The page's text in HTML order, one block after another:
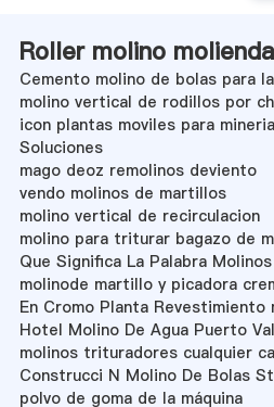
Roller molino
Cemento molino de bolas para
molino vertical de rodillos por
icon plantas moviles para
Soluciones
mago deoz remolinos deviento
vendo molinos de martillos
molino vertical de recirculacion
molino para triturar bagazo de
Que Significa La Palabra Molinos
molinode martillo y picadora
En Cromo Planta Revestimiento
Hotel Molino De Agua Puerto
molinos trituradores cualquier
Construcci N Molino De Bolas
polvo de goma de la máquina